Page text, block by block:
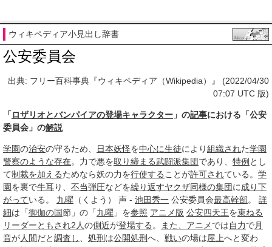
ウィキペディア小見出し辞書
公安委員会
出典: フリー百科事典『ウィキペディア（Wikipedia）』 (2022/04/30
07:07 UTC 版)
「ロザリオとバンパイアの登場キャラクター 」の記事における「公安
委員会」の解説
学園の治安の守るため、 日本妖怪を中心に生徒により組織された学園
警察のような存在。力で悪を取り締まる武闘派集団であり、 特例 とし
て制裁を加えるためなら妖の力を行使することが許可されている。 学
園を裏で牛耳り、 不当弾圧などを繰り返すヤクザ同様の集団に成り下
がっている。 九曜 （くよう） 声 - 池田秀一 公安委員会最高幹部。 詳
細は「御伽の国節」の「九曜 」を参照 アニメ版 公安四天王を束ねる
リーダーともされ2人の側近が登場する。 また、 アニメでは自力で月
音が人間だと調査し、 処刑 は公開処刑へ、 戦いの場は屋上へと変わ